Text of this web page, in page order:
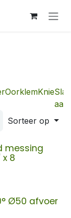
OorklemKnie
Sorteer op
messing
x 8
Ø50 afvoer